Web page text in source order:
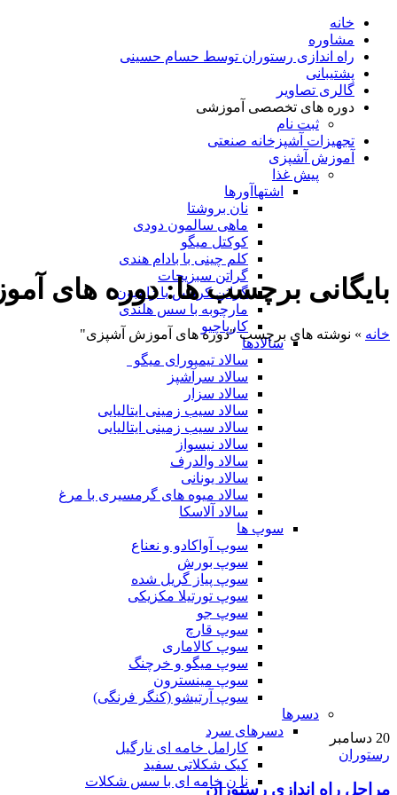
خانه
مشاوره
راه اندازی رستوران توسط حسام حسینی
پشتیبانی
گالری تصاویر
دوره های تخصصی آموزشی
ثبت نام
تجهیزات آشپزخانه صنعتی
آموزش آشپزی
پیش غذا
اشتهاآورها
نان بروشتا
ماهی سالمون دودی
کوکتل میگو
کلم چینی با بادام هندی
گراتن سبزیجات
گراتن کرفس با ژامبون
مارچوبه با سس هلندی
کارپاچیو
سالادها
سالاد تیمپورای میگو
سالاد سرآشپز
سالاد سزار
سالاد سیب زمینی ایتالیایی
سالاد سیب زمینی ایتالیایی
سالاد نیسواز
سالاد والدرف
سالاد یونانی
سالاد میوه های گرمسیری با مرغ
سالاد آلاسکا
سوپ ها
سوپ آواکادو و نعناع
سوپ بورش
سوپ پیاز گریل شده
سوپ تورتیلا مکزیکی
سوپ جو
سوپ قارچ
سوپ کالاماری
سوپ میگو و خرچنگ
سوپ مینسترون
سوپ آرتیشو (کنگر فرنگی)
دسرها
دسرهای سرد
کارامل خامه ای نارگیل
کیک شکلاتی سفید
نا ن خامه ای با سس شکلات
بایگانی برچسب ها: دوره های
خانه » نوشته های برچسب "دوره های آموزش آشپزی"
20 دسامبر
رستوران
مراحل راه اندازی رستوران